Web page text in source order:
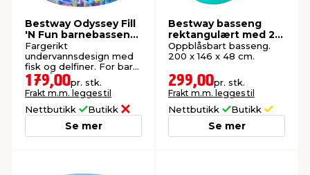
Bestway Odyssey Fill
'N Fun barnebasseng
Ø183 cm
Fargerikt
undervannsdesign med
fisk og delfiner. For barn
fra 2 år.
179,00pr. stk.
Frakt m.m. legges til
Nettbutikk Butikk
Se mer
Bestway basseng
rektangulært med 2
ringer 450 liter
Oppblåsbart basseng.
200 x 146 x 48 cm.
299,00pr. stk.
Frakt m.m. legges til
Nettbutikk Butikk
Se mer